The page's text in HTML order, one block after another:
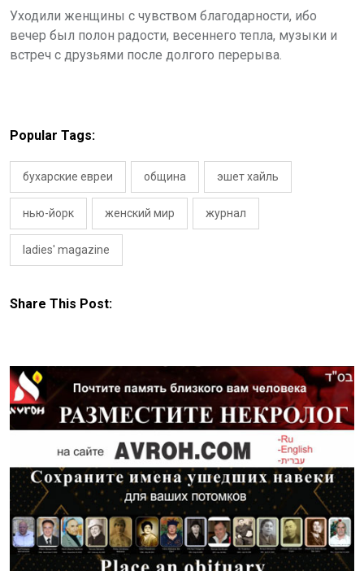
Уходили женщины с чувством благодарности, ибо
вечер был полон радости, весеннего тепла, музыки и
встреч с друзьями после долгого перерыва.
Popular Tags:
бухарские евреи община эшет хайль
нью-йорк женский мир журнал
ladies' magazine
Share This Post: